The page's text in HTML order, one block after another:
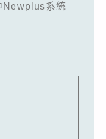
Newplus系統